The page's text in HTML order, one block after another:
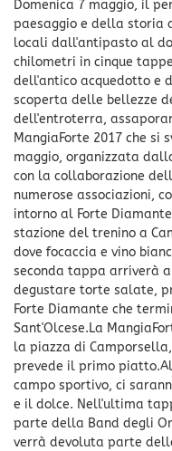
Domenica 7 maggio, il
paesaggio e della
locali dall'antipasto al
chilometri in cinque
dell'antico acquedotto e
scoperta delle bellezze
dell'entroterra,
MangiaForte 2017 che si
maggio, organizzata
con la collaborazione
numerose associazioni,
intorno al Forte
stazione del trenino a
dove focaccia e vino
seconda tappa arriverà
degustare torte salate,
Forte Diamante che
Sant'Olcese.La
la piazza di
prevede il primo
campo sportivo, ci
e il dolce. Nell'ultima
parte della Band degli
verrà devoluta parte